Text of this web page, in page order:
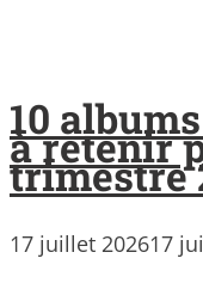
10
à retenir
trimestre
17 juillet 202617